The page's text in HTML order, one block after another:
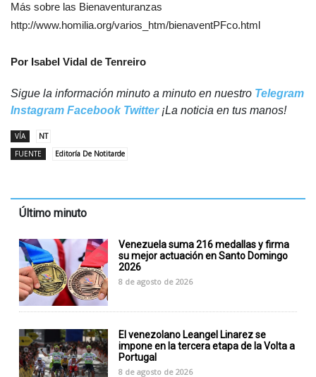
Más sobre las Bienaventuranzas
http://www.homilia.org/varios_htm/bienaventPFco.html
Por Isabel Vidal de Tenreiro
Sigue la información minuto a minuto en nuestro Telegram
Instagram Facebook Twitter¡La noticia en tus manos!
VÍA
NT
FUENTE
Editoría De Notitarde
Último minuto
Venezuela suma 216 medallas y firma
su mejor actuación en Santo Domingo
2026
8 de agosto de 2026
El venezolano Leangel Linarez se
impone en la tercera etapa de la Volta a
Portugal
8 de agosto de 2026